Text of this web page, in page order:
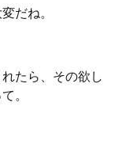
だね。
たら、その欲し
。